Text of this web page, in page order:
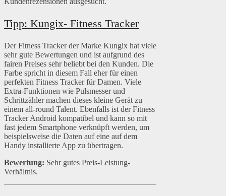
Tipp: Kungix- Fitness Tracker
Der Fitness Tracker der Marke Kungix hat viele
sehr gute Bewertungen und ist aufgrund des
fairen Preises sehr beliebt bei den Kunden. Die
Farbe spricht in diesem Fall eher für einen
perfekten Fitness Tracker für Damen. Viele
Extra-Funktionen wie Pulsmesser und
Schrittzähler machen dieses kleine Gerät zu
einem all-round Talent. Ebenfalls ist der Fitness
Tracker Android kompatibel und kann so mit
fast jedem Smartphone verknüpft werden, um
beispielsweise die Daten auf eine auf dem
Handy installierte App zu übertragen.
Bewertung: Sehr gutes Preis-Leistung-
Verhältnis.